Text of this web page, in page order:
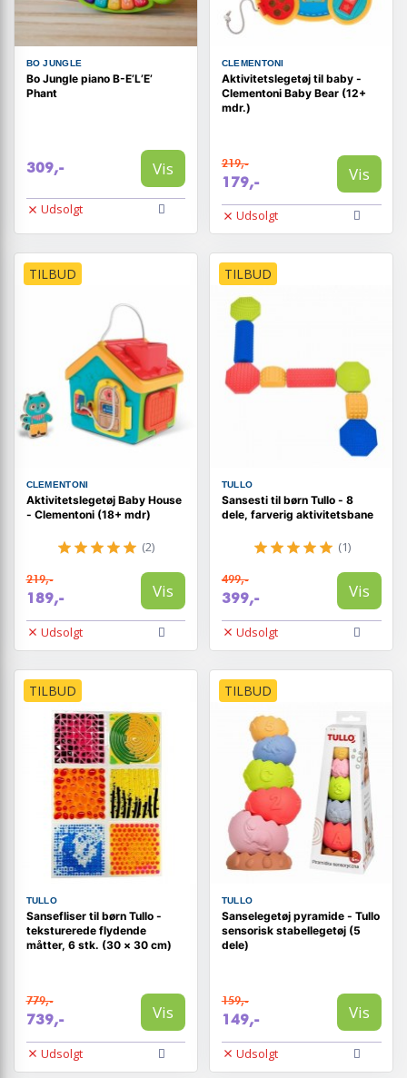
BO JUNGLE
Bo Jungle piano B-E’L’E’
Phant
309,- Vis
Udsolgt
CLEMENTONI
Aktivitetslegetøj til baby -
Clementoni Baby Bear (12+
mdr.)
219,-
179,- Vis
Udsolgt
TILBUD
CLEMENTONI
Aktivitetslegetøj Baby House
- Clementoni (18+ mdr)
(2)
219,-
189,- Vis
Udsolgt
TILBUD
TULLO
Sansesti til børn Tullo - 8
dele, farverig aktivitetsbane
(1)
499,-
399,- Vis
Udsolgt
TILBUD
TULLO
Sansefliser til børn Tullo -
teksturerede flydende
måtter, 6 stk. (30 × 30 cm)
779,-
739,- Vis
Udsolgt
TILBUD
TULLO
Sanselegetøj pyramide - Tullo
sensorisk stabellegetøj (5
dele)
159,-
149,- Vis
Udsolgt